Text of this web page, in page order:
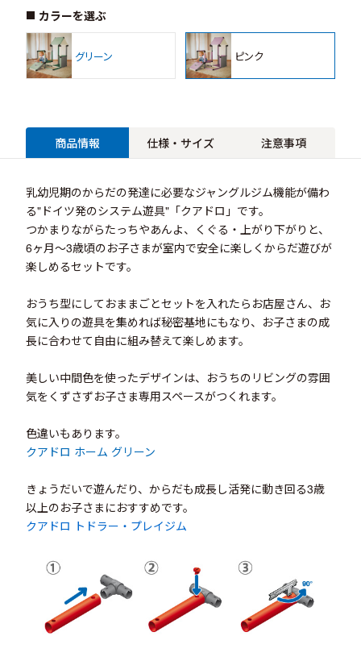
カラーを選ぶ
グリーン ピンク
商品情報 仕様・サイズ 注意事項
乳幼児期のからだの発達に必要なジャングルジム機能が備わ
る"ドイツ発のシステム遊具"「クアドロ」です。
つかまりながらたっちやあんよ、くぐる・上がり下がりと、
6ヶ月～3歳頃のお子さまが室内で安全に楽しくからだ遊びが
楽しめるセットです。
おうち型にしておままごとセットを入れたらお店屋さん、お
気に入りの遊具を集めれば秘密基地にもなり、お子さまの成
長に合わせて自由に組み替えて楽しめます。
美しい中間色を使ったデザインは、おうちのリビングの雰囲
気をくずさずお子さま専用スペースがつくれます。
色違いもあります。
クアドロ ホーム グリーン
きょうだいで遊んだり、からだも成長し活発に動き回る3歳
以上のお子さまにおすすめです。
クアドロ トドラー・プレイジム